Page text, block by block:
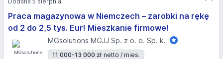
Praca magazynowa w Niemczech – zarobki na rękę
od 2 do 2,5 tys. Eur! Mieszkanie firmowe!
MGsolutions MGJJ Sp. z o. o. Sp. k.
11 000-13 000 zł netto / mies.